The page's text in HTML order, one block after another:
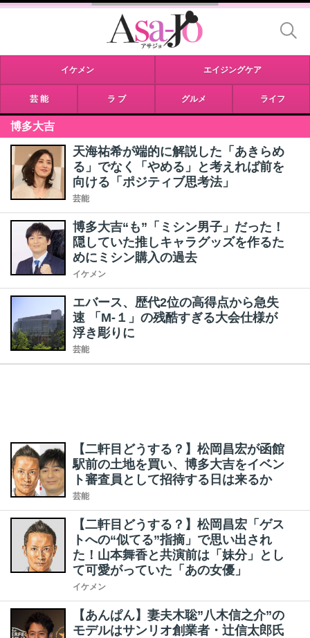
イケメン エイジングケア
芸 能 ラ ブ グルメ ライフ
博多大吉
天海祐希が端的に解説した「あきらめ
る」でなく「やめる」と考えれば前を
向ける「ポジティブ思考法」
芸能
博多大吉“も”「ミシン男子」だった！
隠していた推しキャラグッズを作るた
めにミシン購入の過去
イケメン
エバース、歴代2位の高得点から急失
速 「M-１」の残酷すぎる大会仕様が
浮き彫りに
芸能
【二軒目どうする？】松岡昌宏が函館
駅前の土地を買い、博多大吉をイベン
ト審査員として招待する日は来るか
芸能
【二軒目どうする？】松岡昌宏「ゲス
トへの“似てる”指摘」で思い出され
た！山本舞香と共演前は「妹分」とし
て可愛がっていた「あの女優」
イケメン
【あんぱん】妻夫木聡”八木信之介”の
モデルはサンリオ創業者・辻信太郎氏